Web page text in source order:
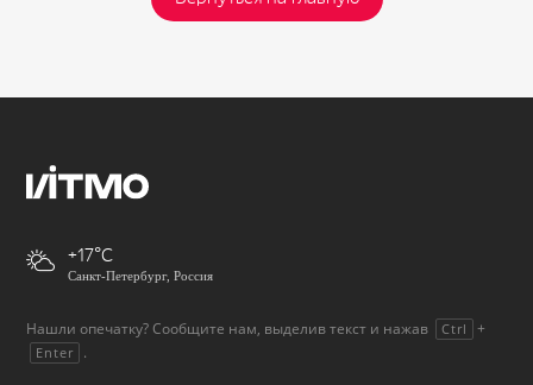
+17
Санкт-Петербург, Россия
Нашли опечатку? Сообщите нам, выделив текст и нажав Ctrl +
Enter .